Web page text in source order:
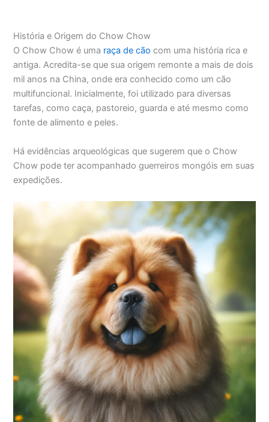
História e Origem do Chow Chow
O Chow Chow é uma raça de cão com uma história rica e
antiga. Acredita-se que sua origem remonte a mais de dois
mil anos na China, onde era conhecido como um cão
multifuncional. Inicialmente, foi utilizado para diversas
tarefas, como caça, pastoreio, guarda e até mesmo como
fonte de alimento e peles.
Há evidências arqueológicas que sugerem que o Chow
Chow pode ter acompanhado guerreiros mongóis em suas
expedições.